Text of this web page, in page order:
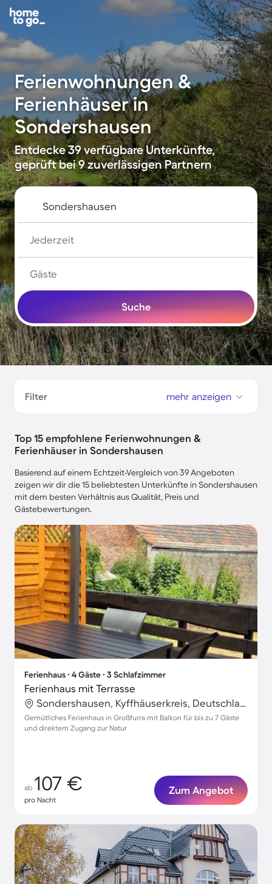
Ferienwohnungen &
Ferienhäuser in
Sondershausen
Entdecke 39 verfügbare Unterkünfte,
geprüft bei 9 zuverlässigen Partnern
Jederzeit
Gäste
Suche
Filter mehr anzeigen
Top 15 empfohlene Ferienwohnungen &
Ferienhäuser in Sondershausen
Basierend auf einem Echtzeit-Vergleich von 39 Angeboten
zeigen wir dir die 15 beliebtesten Unterkünfte in Sondershausen
mit dem besten Verhältnis aus Qualität, Preis und
Gästebewertungen.
Ferienhaus ∙ 4 Gäste ∙ 3 Schlafzimmer
Ferienhaus mit Terrasse
Sondershausen, Kyffhäuserkreis, Deutschland
Gemütliches Ferienhaus in Großfurra mit Balkon für bis zu 7 Gäste
und direktem Zugang zur Natur
ab 107 €
pro Nacht
Zum Angebot